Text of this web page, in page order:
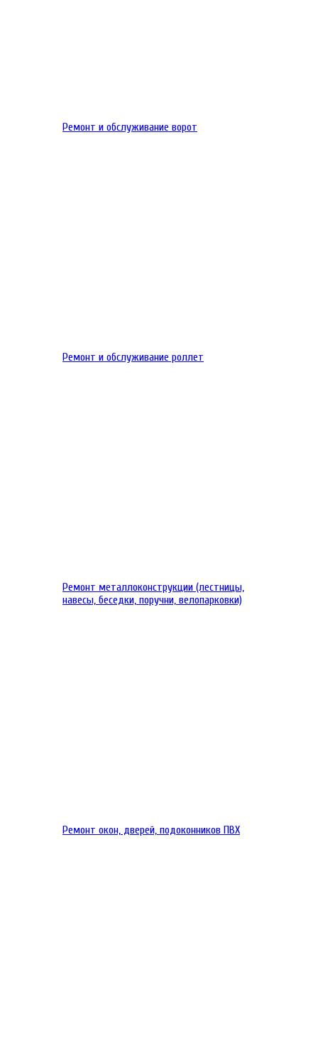
Ремонт и обслуживание ворот
Ремонт и обслуживание роллет
Ремонт металлоконструкции (лестницы,
навесы, беседки, поручни, велопарковки)
Ремонт окон, дверей, подоконников ПВХ